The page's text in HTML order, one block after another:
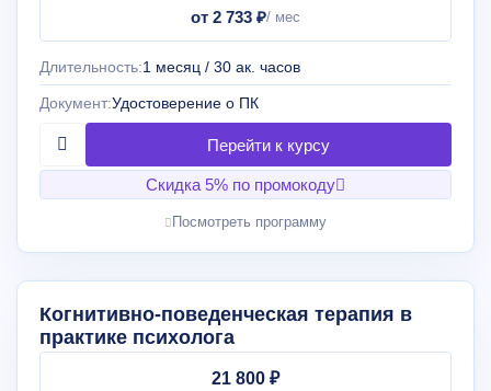
от 2 733 ₽
Длительность:1 месяц / 30 ак. часов
Документ:Удостоверение о ПК
Скидка 5% по промокоду
Посмотреть программу
Когнитивно-поведенческая терапия в
практике психолога
21 800 ₽